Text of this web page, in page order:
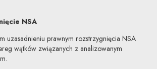
NSA
uzasadnieniu prawnym rozstrzygnięcia NSA
wątków związanych z analizowanym